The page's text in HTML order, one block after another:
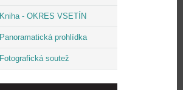
Kniha - OKRES VSETÍN
Panoramatická prohlídka
Fotografická soutež